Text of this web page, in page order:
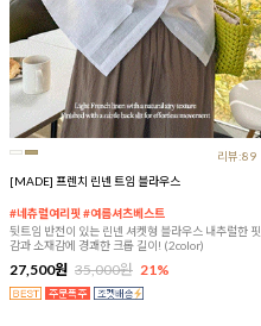
리뷰:89
[MADE] 프렌치 린넨 트임 블라우스
#네츄럴여리핏 #여름셔츠베스트
뒷트임 반전이 있는 린넨 셔켓형 블라우스 내추럴한 핏
감과 소재감에 경쾌한 크롭 길이! (2color)
27,500원 35,000원 21%